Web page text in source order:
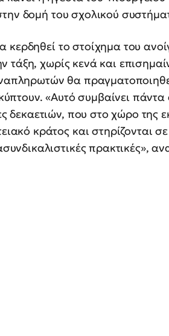
δομή του σχολικού
κερδηθεί το στοίχημα του
τάξη, χωρίς κενά και
θα
«Αυτό συμβαίνει πάντα
δεκαετιών, που στο χώρο της
κράτος και στηρίζονται σε
πρακτικές»,